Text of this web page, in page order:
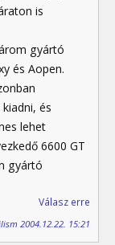
is
gyártó
és Aopen.
és
lehet
6600 GT
gyártó
Válasz erre
2004.12.22. 15:21